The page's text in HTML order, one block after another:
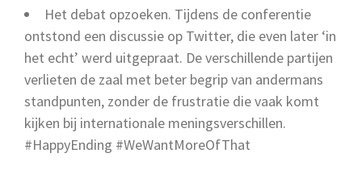
Het debat opzoeken. Tijdens de conferentie
ontstond een discussie op Twitter, die even later ‘in
het echt’ werd uitgepraat. De verschillende partijen
verlieten de zaal met beter begrip van andermans
standpunten, zonder de frustratie die vaak komt
kijken bij internationale meningsverschillen.
#HappyEnding #WeWantMoreOfThat